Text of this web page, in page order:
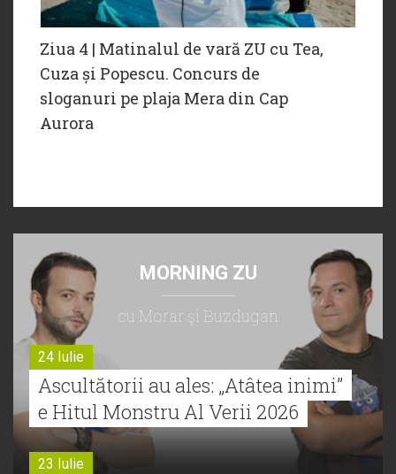
Ziua 4 | Matinalul de vară ZU cu Tea,
Cuza și Popescu. Concurs de
sloganuri pe plaja Mera din Cap
Aurora
MORNING ZU
cu Morar şi Buzdugan
24 Iulie
Ascultătorii au ales: „Atâtea inimi”
e Hitul Monstru Al Verii 2026
23 Iulie